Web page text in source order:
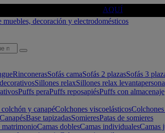
AQUÍ
RinconerasSofás camaSofás 2 plazasSofás 3
Sillones relaxSillones relax
Puffs peraPuffs reposapiésPuffs con almacenaje
colchón y canapéColchones viscoelásticos
CanapésBase tapizadasSomieresPatas de somieres
matrimonioCamas doblesCamas individualesCamas